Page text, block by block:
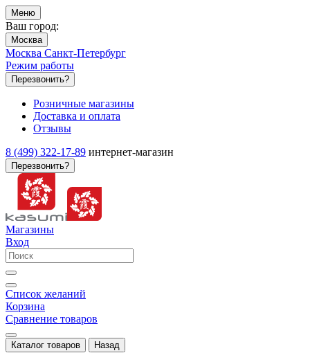
Меню
Ваш город:
Москва
Москва Санкт-Петербург
Режим работы
Перезвонить?
Розничные магазины
Доставка и оплата
Отзывы
8 (499) 322-17-89 интернет-магазин
Перезвонить?
Магазины
Вход
Список желаний
Корзина
Сравнение товаров
Каталог товаров Назад